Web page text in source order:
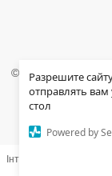
Разрешите
отправлять
стол
Powered by
©2004-2024
Інтернет-магазин